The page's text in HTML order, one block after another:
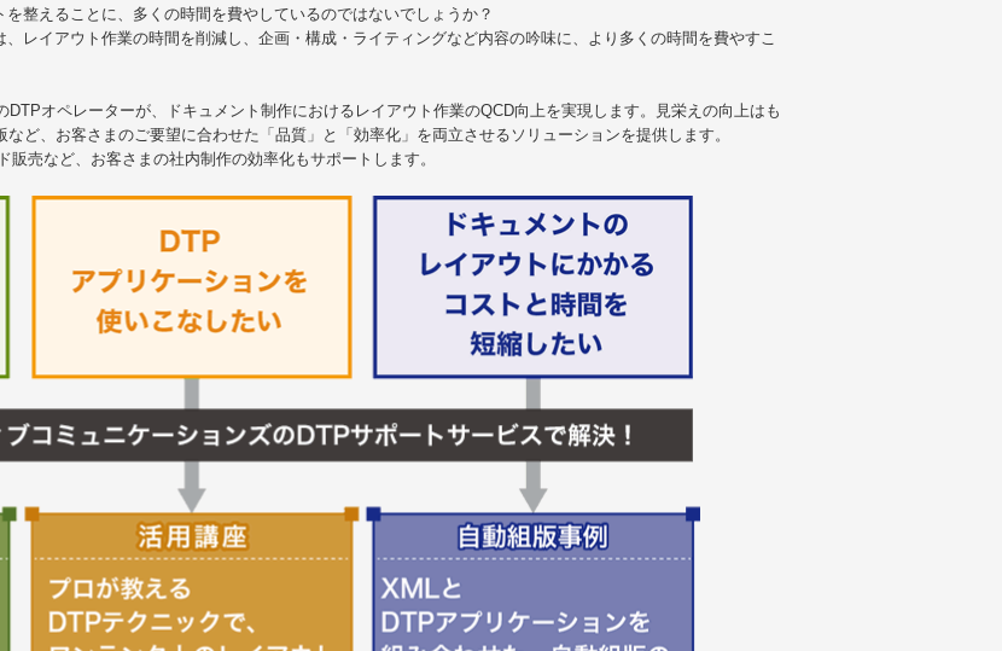
整えることに、多くの時間を費やしているのではないでしょうか？
レイアウト作業の時間を削減し、企画・構成・ライティングなど内容の吟味に、より多くの時間を費やすこ
オペレーターが、ドキュメント制作におけるレイアウト作業のQCD向上を実現します。見栄えの向上はも
ど、お客さまのご要望に合わせた「品質」と「効率化」を両立させるソリューションを提供します。
売など、お客さまの社内制作の効率化もサポートします。